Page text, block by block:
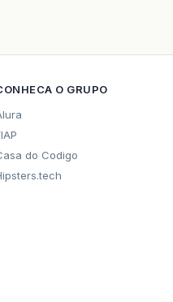
O GRUPO
do Codigo